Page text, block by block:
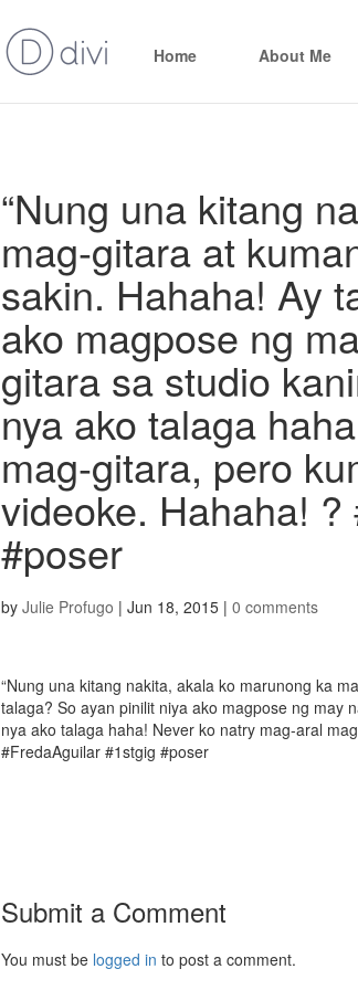
Home About Me
“Nung una kitang
mag-gitara at
sakin. Hahaha! Ay
ako magpose ng
gitara sa studio
nya ako talaga
mag-gitara, pero
videoke. Hahaha!
#poser
by Julie Profugo | Jun 18, 2015 | 0 comments
“Nung una kitang nakita, akala ko marunong ka
talaga? So ayan pinilit niya ako magpose ng may
nya ako talaga haha! Never ko natry mag-aral
#FredaAguilar #1stgig #poser
Submit a Comment
You must be logged in to post a comment.